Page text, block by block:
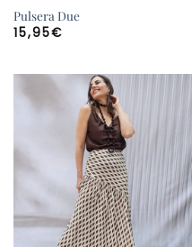
Pulsera Due
15,95€